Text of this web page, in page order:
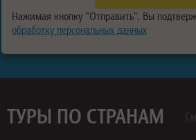
Нажимая кнопку "Отправить", Вы
обработку персональных данных
ТУРЫ ПО СТРАНАМ